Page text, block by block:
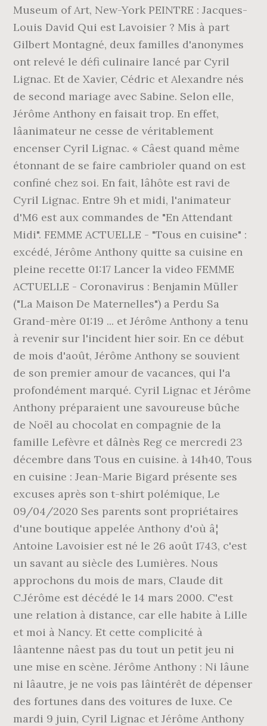
Museum of Art, New-York PEINTRE : Jacques-
Louis David Qui est Lavoisier ? Mis à part
Gilbert Montagné, deux familles d'anonymes
ont relevé le défi culinaire lancé par Cyril
Lignac. Et de Xavier, Cédric et Alexandre nés
de second mariage avec Sabine. Selon elle,
Jérôme Anthony en faisait trop. En effet,
lâanimateur ne cesse de véritablement
encenser Cyril Lignac. « Câest quand même
étonnant de se faire cambrioler quand on est
confiné chez soi. En fait, lâhôte est ravi de
Cyril Lignac. Entre 9h et midi, l'animateur
d'M6 est aux commandes de "En Attendant
Midi". FEMME ACTUELLE - "Tous en cuisine" :
excédé, Jérôme Anthony quitte sa cuisine en
pleine recette 01:17 Lancer la video FEMME
ACTUELLE - Coronavirus : Benjamin Müller
("La Maison De Maternelles") a Perdu Sa
Grand-mère 01:19 ... et Jérôme Anthony a tenu
à revenir sur l'incident hier soir. En ce début
de mois d'août, Jérôme Anthony se souvient
de son premier amour de vacances, qui l'a
profondément marqué. Cyril Lignac et Jérôme
Anthony préparaient une savoureuse bûche
de Noël au chocolat en compagnie de la
famille Lefèvre et dâInès Reg ce mercredi 23
décembre dans Tous en cuisine. à 14h40, Tous
en cuisine : Jean-Marie Bigard présente ses
excuses après son t-shirt polémique, Le
09/04/2020 Ses parents sont propriétaires
d'une boutique appelée Anthony d'où â¦
Antoine Lavoisier est né le 26 août 1743, c'est
un savant au siècle des Lumières. Nous
approchons du mois de mars, Claude dit
C.Jérôme est décédé le 14 mars 2000. C'est
une relation à distance, car elle habite à Lille
et moi à Nancy. Et cette complicité à
lâantenne nâest pas du tout un petit jeu ni
une mise en scène. Jérôme Anthony : Ni lâune
ni lâautre, je ne vois pas lâintérêt de dépenser
des fortunes dans des voitures de luxe. Ce
mardi 9 juin, Cyril Lignac et Jérôme Anthony